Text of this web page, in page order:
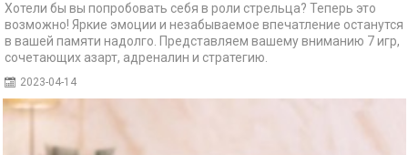
Хотели бы вы попробовать себя в роли стрельца? Теперь это
возможно! Яркие эмоции и незабываемое впечатление останутся
в вашей памяти надолго. Представляем вашему вниманию 7 игр,
сочетающих азарт, адреналин и стратегию.
2023-04-14